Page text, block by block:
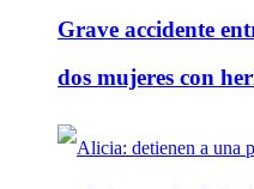
Grave accidente
dos mujeres con